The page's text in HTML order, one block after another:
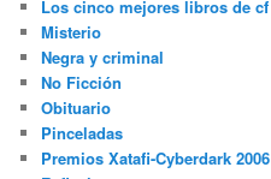
Los cinco mejores libros de cf
Misterio
Negra y criminal
No Ficción
Obituario
Pinceladas
Premios Xatafi-Cyberdark 2006